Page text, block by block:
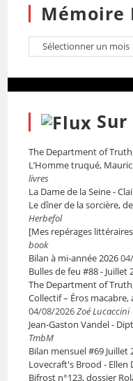
Mémoire
Sur
The Department of
L’Homme truqué,
livres
La Dame de la Seine -
Le dîner de la sorcière,
Herbefol
[Mes repérages
book
Bilan à mi-année 2026
Bulles de feu #88 - Juillet
The Department of
Collectif – Éros
04/08/2026Zoé Lucaccini
Jean-Gaston Vandel -
TmbM
Bilan mensuel #69 Juillet
Lovecraft's Brood - Ellen
Bifrost n°123, dossier